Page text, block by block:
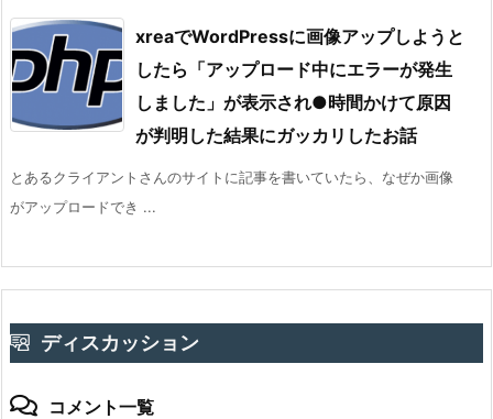
xreaでWordPressに画像アップしようと
したら「アップロード中にエラーが発生
しました」が表示され●時間かけて原因
が判明した結果にガッカリしたお話
とあるクライアントさんのサイトに記事を書いていたら、なぜか画像
がアップロードでき ...
ディスカッション
コメント一覧